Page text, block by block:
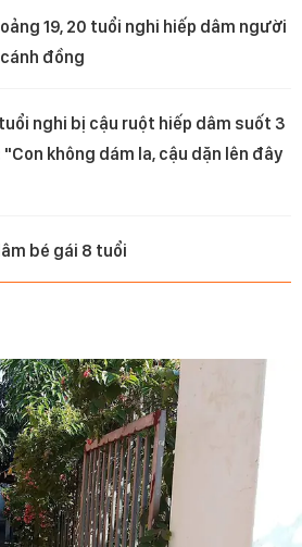
19, 20 tuổi nghi hiếp dâm người
đồng
nghi bị cậu ruột hiếp dâm suốt 3
không dám la, cậu dặn lên đây
bé gái 8 tuổi